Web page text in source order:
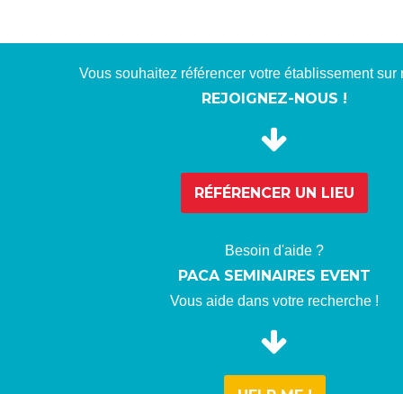
Vous souhaitez référencer votre établissement sur
REJOIGNEZ-NOUS !
RÉFÉRENCER UN LIEU
Besoin d'aide ?
PACA SEMINAIRES EVENT
Vous aide dans votre recherche !